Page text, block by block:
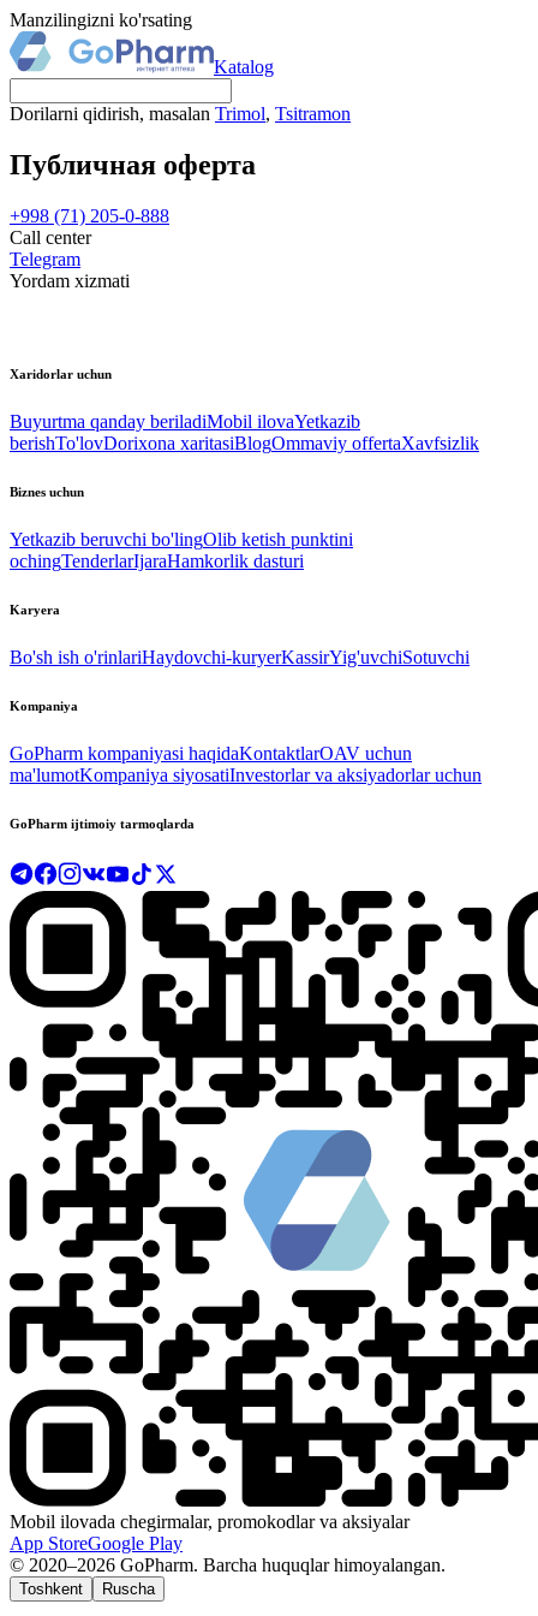
Manzilingizni ko'rsating
Katalog
Dorilarni qidirish, masalan Trimol, Tsitramon
Публичная оферта
+998 (71) 205-0-888
Call center
Telegram
Yordam xizmati
Xaridorlar uchun
Buyurtma qanday beriladiMobil ilovaYetkazib
berishTo'lovDorixona xaritasiBlogOmmaviy offertaXavfsizlik
Biznes uchun
Yetkazib beruvchi bo'lingOlib ketish punktini
ochingTenderlarIjaraHamkorlik dasturi
Karyera
Bo'sh ish o'rinlariHaydovchi-kuryerKassirYig'uvchiSotuvchi
Kompaniya
GoPharm kompaniyasi haqidaKontaktlarOAV uchun
ma'lumotKompaniya siyosatiInvestorlar va aksiyadorlar uchun
GoPharm ijtimoiy tarmoqlarda
Mobil ilovada chegirmalar, promokodlar va aksiyalar
App StoreGoogle Play
© 2020–2026 GoPharm. Barcha huquqlar himoyalangan.
Toshkent Ruscha